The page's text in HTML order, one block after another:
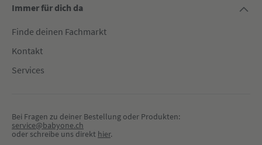
Immer für dich da
Finde deinen Fachmarkt
Kontakt
Services
Bei Fragen zu deiner Bestellung oder Produkten:
service@babyone.ch
oder schreibe uns direkt hier.